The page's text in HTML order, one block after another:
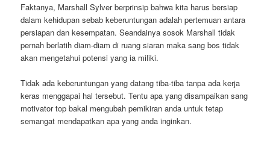
Faktanya, Marshall Sylver berprinsip bahwa kita harus bersiap
dalam kehidupan sebab keberuntungan adalah pertemuan antara
persiapan dan kesempatan. Seandainya sosok Marshall tidak
pernah berlatih diam-diam di ruang siaran maka sang bos tidak
akan mengetahui potensi yang ia miliki.
Tidak ada keberuntungan yang datang tiba-tiba tanpa ada kerja
keras menggapai hal tersebut. Tentu apa yang disampaikan sang
motivator top bakal mengubah pemikiran anda untuk tetap
semangat mendapatkan apa yang anda inginkan.